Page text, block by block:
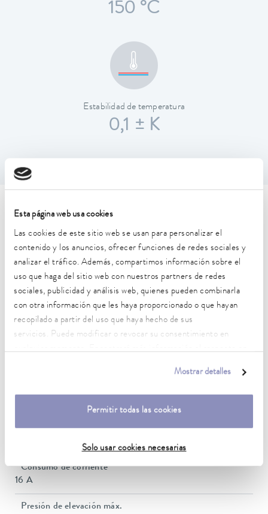
Esta página web usa cookies
Las cookies de este sitio web se usan para personalizar el
contenido y los anuncios, ofrecer funciones de redes sociales y
analizar el tráfico. Además, compartimos información sobre el
uso que haga del sitio web con nuestros partners de redes
sociales, publicidad y análisis web, quienes pueden combinarla
con otra información que les haya proporcionado o que hayan
recopilado a partir del uso que haya hecho de sus
servicios. Puede modificar o revocar su consentimiento en
Mostrar detalles
Permitir todas las cookies
Solo usar cookies necesarias
150 °C
Estabilidad de temperatura
0,1 ± K
Características técnicas (según
DIN 12876)
Rango de temperatura de trabajo
-32 ... 150 °C
Temperatura ambiente
5 ... 40 °C
Estabilidad de temperatura
Consumo eléctrico máx.
Consumo de corriente
16 A
Presión de elevación máx.